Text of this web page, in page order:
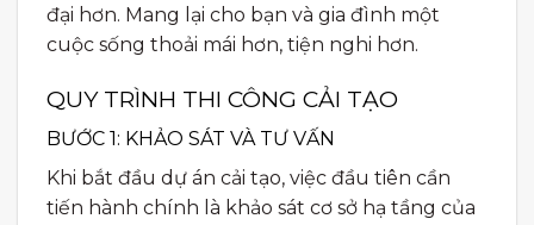
đại hơn. Mang lại cho bạn và gia đình một
cuộc sống thoải mái hơn, tiện nghi hơn.
QUY TRÌNH THI CÔNG CẢI TẠO
BƯỚC 1: KHẢO SÁT VÀ TƯ VẤN
Khi bắt đầu dự án cải tạo, việc đầu tiên cần
tiến hành chính là khảo sát cơ sở hạ tầng của